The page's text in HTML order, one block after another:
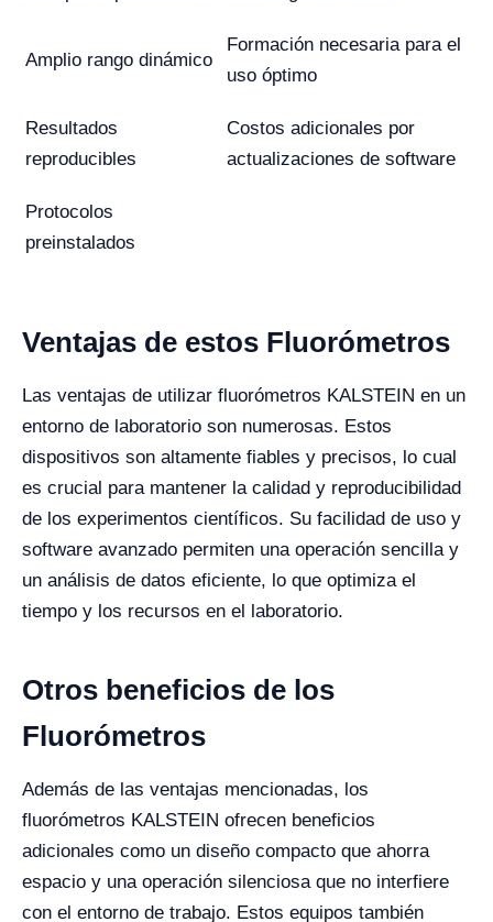
Amplio rango dinámico
Formación necesaria para el
uso óptimo
Resultados
reproducibles
Costos adicionales por
actualizaciones de software
Protocolos
preinstalados
Ventajas de estos Fluorómetros
Las ventajas de utilizar fluorómetros KALSTEIN en un
entorno de laboratorio son numerosas. Estos
dispositivos son altamente fiables y precisos, lo cual
es crucial para mantener la calidad y reproducibilidad
de los experimentos científicos. Su facilidad de uso y
software avanzado permiten una operación sencilla y
un análisis de datos eficiente, lo que optimiza el
tiempo y los recursos en el laboratorio.
Otros beneficios de los
Fluorómetros
Además de las ventajas mencionadas, los
fluorómetros KALSTEIN ofrecen beneficios
adicionales como un diseño compacto que ahorra
espacio y una operación silenciosa que no interfiere
con el entorno de trabajo. Estos equipos también